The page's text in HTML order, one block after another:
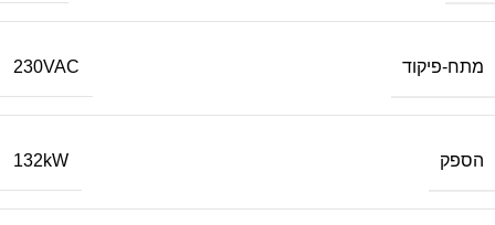
מתח-פיקוד 230VAC
הספק 132kW